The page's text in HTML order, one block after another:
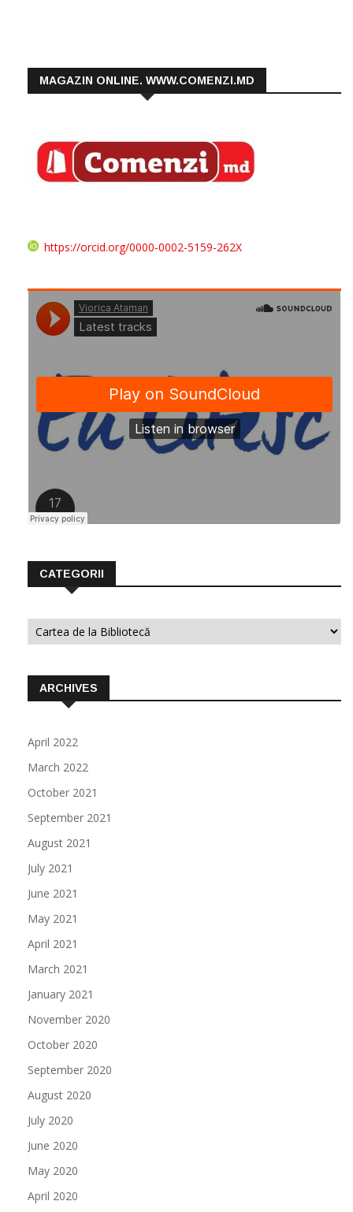
MAGAZIN ONLINE. WWW.COMENZI.MD
https://orcid.org/0000-0002-5159-262X
CATEGORII
Categorii
ARCHIVES
April 2022
March 2022
October 2021
September 2021
August 2021
July 2021
June 2021
May 2021
April 2021
March 2021
January 2021
November 2020
October 2020
September 2020
August 2020
July 2020
June 2020
May 2020
April 2020